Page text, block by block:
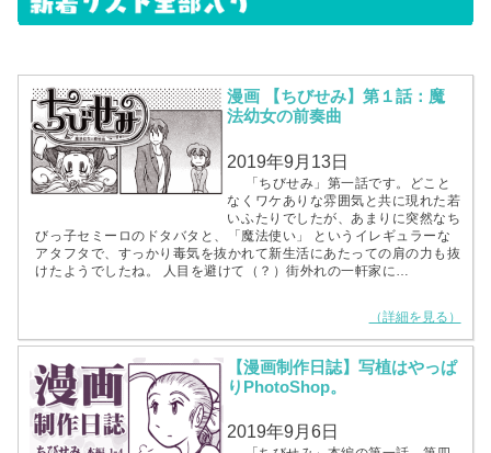
漫画 【ちびせみ】第１話：魔
法幼女の前奏曲
2019年9月13日
「ちびせみ」第一話です。どこと
なくワケありな雰囲気と共に現れた若
いふたりでしたが、あまりに突然なち
びっ子セミーロのドタバタと、「魔法使い」 というイレギュラーな
アタフタで、すっかり毒気を抜かれて新生活にあたっての肩の力も抜
けたようでしたね。 人目を避けて（？）街外れの一軒家に…
（詳細を見る）
【漫画制作日誌】写植はやっぱ
りPhotoShop。
2019年9月6日